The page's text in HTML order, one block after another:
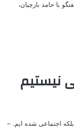
با حامد بارچیان،
نیستیم
اجتماعی شده ایم. –